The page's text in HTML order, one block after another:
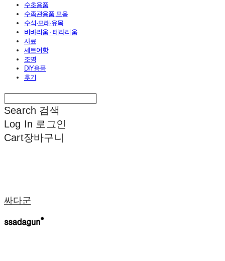
수초용품
수족관용품 모음
수석·모래·유목
비바리움 · 테라리움
사료
세트어항
조명
DIY용품
후기
Search 검색
Log In 로그인
Cart장바구니
싸다군